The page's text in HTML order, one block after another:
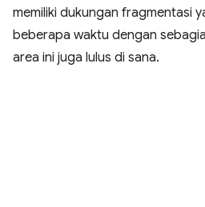
memiliki dukungan fragmentasi
beberapa waktu dengan
area ini juga lulus di sana.